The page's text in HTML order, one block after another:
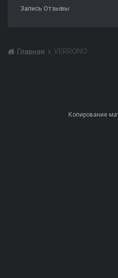
Запись Отзывы
Главная VERRONO
Копирование